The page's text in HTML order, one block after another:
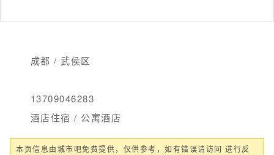
成都 / 武侯区
13709046283
酒店住宿 / 公寓酒店
本页信息由城市吧免费提供，仅供参考，如有错误请访问 进行反